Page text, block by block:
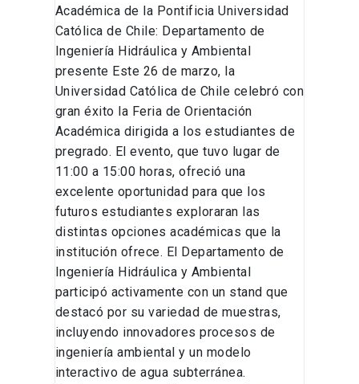
Académica de la Pontificia Universidad
Católica de Chile: Departamento de
Ingeniería Hidráulica y Ambiental
presente Este 26 de marzo, la
Universidad Católica de Chile celebró con
gran éxito la Feria de Orientación
Académica dirigida a los estudiantes de
pregrado. El evento, que tuvo lugar de
11:00 a 15:00 horas, ofreció una
excelente oportunidad para que los
futuros estudiantes exploraran las
distintas opciones académicas que la
institución ofrece. El Departamento de
Ingeniería Hidráulica y Ambiental
participó activamente con un stand que
destacó por su variedad de muestras,
incluyendo innovadores procesos de
ingeniería ambiental y un modelo
interactivo de agua subterránea.